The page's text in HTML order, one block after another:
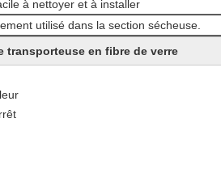
à nettoyer et à installer
utilisé dans la section sécheuse.
transporteuse en fibre de verre